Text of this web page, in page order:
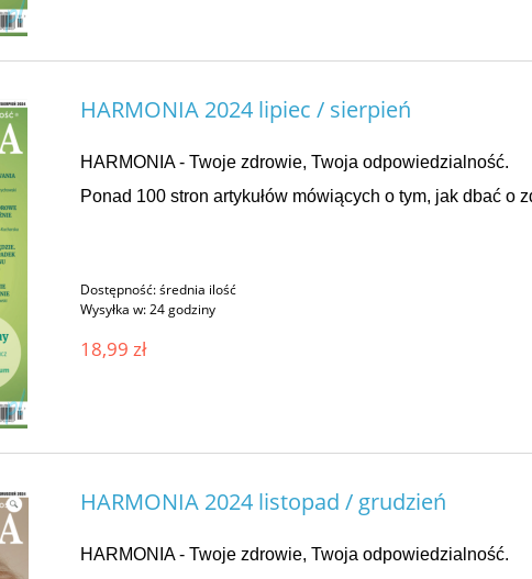
HARMONIA 2024 lipiec / sierpień
HARMONIA - Twoje zdrowie, Twoja odpowiedzialność.
Ponad 100 stron artykułów mówiących o tym, jak dbać o
Dostępność:średnia ilość
Wysyłka w:24 godziny
18,99 zł
HARMONIA 2024 listopad / grudzień
HARMONIA - Twoje zdrowie, Twoja odpowiedzialność.